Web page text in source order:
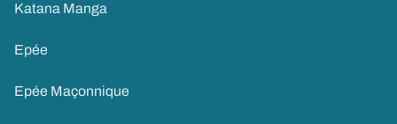
Katana Manga
Epée
Epée Maçonnique